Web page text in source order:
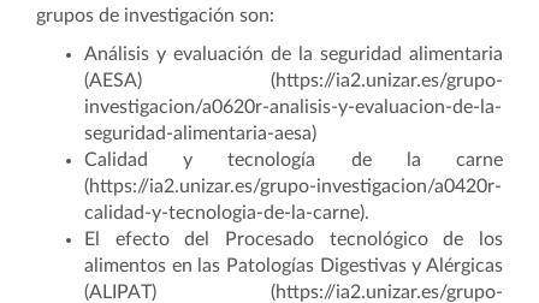
grupos de investigación son:
Análisis y evaluación de la seguridad alimentaria
(AESA) (https://ia2.unizar.es/grupo-
investigacion/a0620r-analisis-y-evaluacion-de-la-
seguridad-alimentaria-aesa)
Calidad y tecnología de la carne
(https://ia2.unizar.es/grupo-investigacion/a0420r-
calidad-y-tecnologia-de-la-carne).
El efecto del Procesado tecnológico de los
alimentos en las Patologías Digestivas y Alérgicas
(ALIPAT) (https://ia2.unizar.es/grupo-